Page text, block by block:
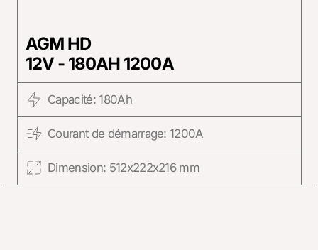
AGM HD
12V - 180AH 1200A
Capacité: 180Ah
Courant de démarrage: 1200A
Dimension: 512x222x216 mm